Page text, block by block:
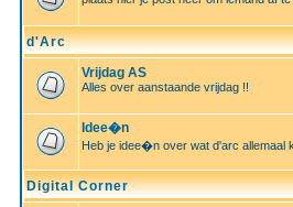
d'Arc
Vrijdag AS
Alles over aanstaande vrijdag !!
Idee�n
Heb je idee�n over wat d'arc allemaal
Digital Corner